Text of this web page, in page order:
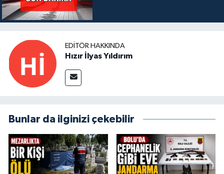
EDITÖR HAKKINDA
Hızır İlyas Yıldırım
Bunlar da ilginizi çekebilir